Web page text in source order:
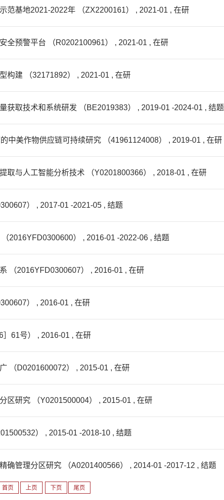
范基地2021-2022年 （ZX2200161） , 2021-01 , 在研
全预警平台 （R0202100961） , 2021-01 , 在研
构建 （32171892） , 2021-01 , 在研
获取技术和系统研发 （BE2019383） , 2019-01 -2024-01 , 结题
中美作物供应链可持续研究 （41961124008） , 2019-01 , 在研
取与人工智能分析技术 （Y0201800366） , 2018-01 , 在研
） , 2017-01 -2021-05 , 结题
2016YFD0300600） , 2016-01 -2022-06 , 结题
（2016YFD0300607） , 2016-01 , 在研
） , 2016-01 , 在研
61号） , 2016-01 , 在研
（D0201600072） , 2015-01 , 在研
区研究 （Y0201500004） , 2015-01 , 在研
） , 2015-01 -2018-10 , 结题
确管理分区研究 （A0201400566） , 2014-01 -2017-12 , 结题
首页 上页 下页 尾页